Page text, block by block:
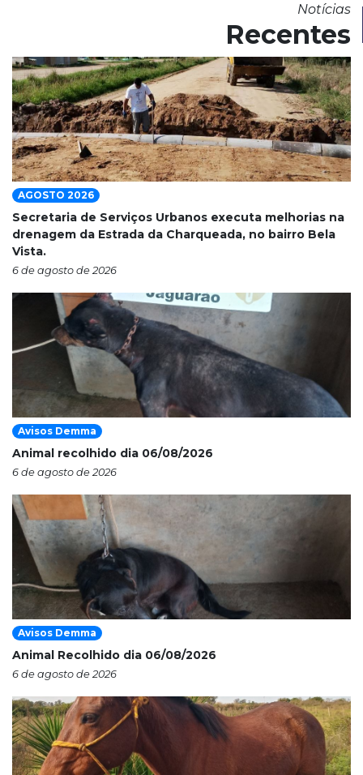
Notícias
Recentes
AGOSTO 2026
Secretaria de Serviços Urbanos executa melhorias na
drenagem da Estrada da Charqueada, no bairro Bela
Vista.
6 de agosto de 2026
Avisos Demma
Animal recolhido dia 06/08/2026
6 de agosto de 2026
Avisos Demma
Animal Recolhido dia 06/08/2026
6 de agosto de 2026